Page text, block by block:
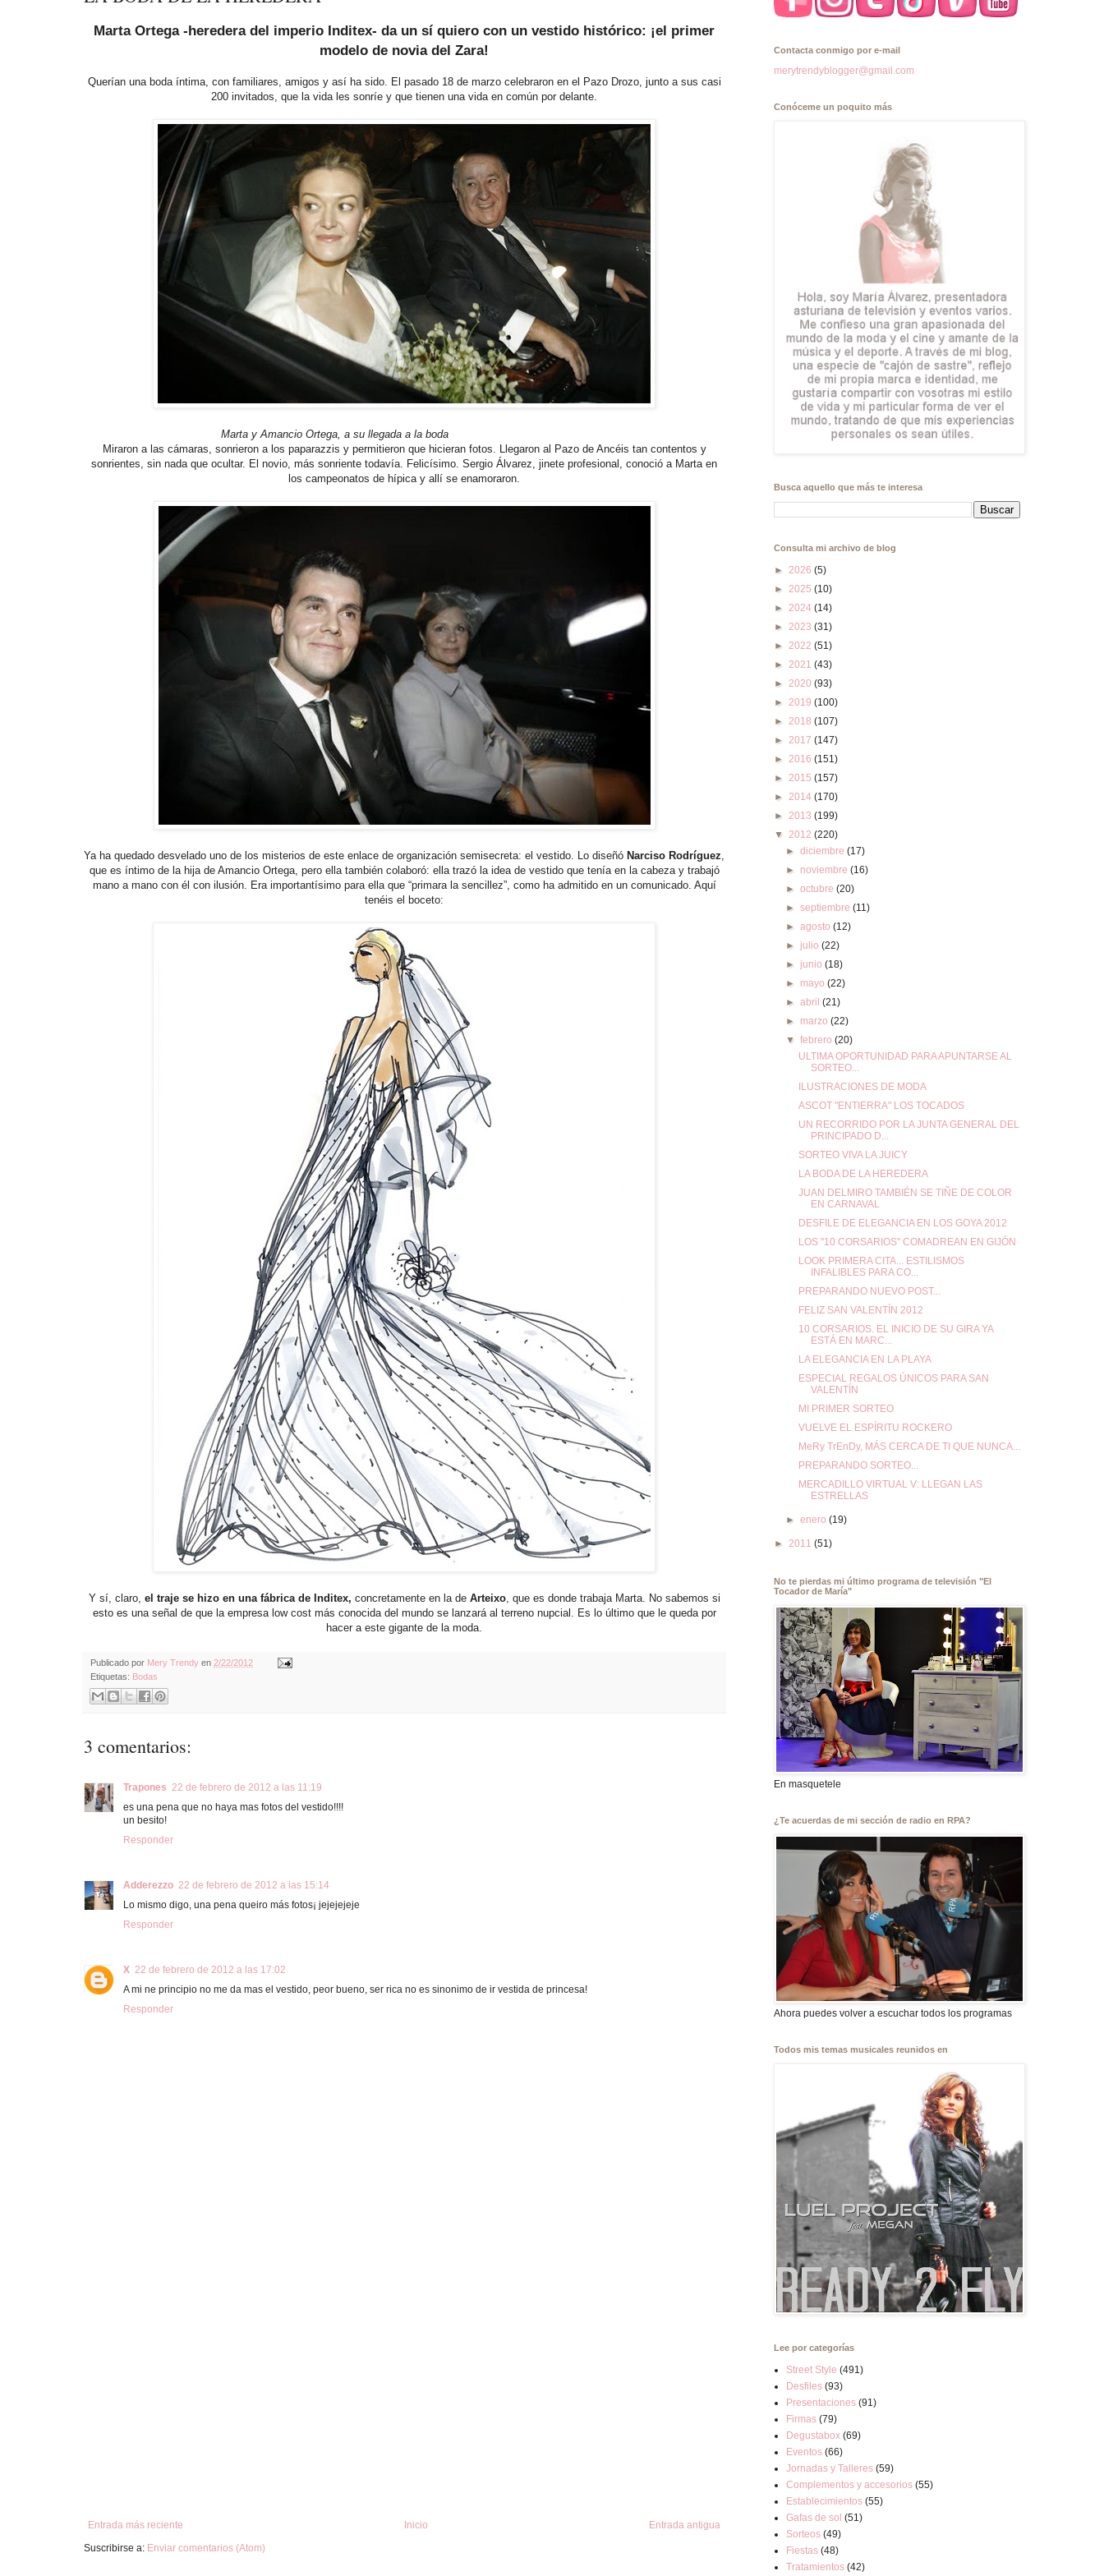
Marta Ortega -heredera del imperio Inditex- da un sí quiero con un vestido histórico: ¡el primer
modelo de novia del Zara!
Querían una boda íntima, con familiares, amigos y así ha sido. El pasado 18 de marzo celebraron en el Pazo Drozo, junto a sus casi
200 invitados, que la vida les sonríe y que tienen una vida en común por delante.
Marta y Amancio Ortega, a su llegada a la boda
Miraron a las cámaras, sonrieron a los paparazzis y permitieron que hicieran fotos. Llegaron al Pazo de Ancéis tan contentos y
sonrientes, sin nada que ocultar. El novio, más sonriente todavía. Felicísimo. Sergio Álvarez, jinete profesional, conoció a Marta en
los campeonatos de hípica y allí se enamoraron.
Ya ha quedado desvelado uno de los misterios de este enlace de organización semisecreta: el vestido. Lo diseñó Narciso Rodríguez
que es íntimo de la hija de Amancio Ortega, pero ella también colaboró: ella trazó la idea de vestido que tenía en la cabeza y trabajó
mano a mano con él con ilusión. Era importantísimo para ella que “primara la sencillez”, como ha admitido en un comunicado. Aquí
tenéis el boceto:
Y sí, claro, el traje se hizo en una fábrica de Inditex, concretamente en la deArteixo, que es donde trabaja Marta. No sabemos si
esto es una señal de que la empresa low cost más conocida del mundo se lanzará al terreno nupcial. Es lo último que le queda por
hacer a este gigante de la moda.
Publicado por Mery Trendy en 2/22/2012
Etiquetas: Bodas
3 comentarios:
Trapones 22 de febrero de 2012 a las 11:19
es una pena que no haya mas fotos del vestido!!!!
un besito!
Responder
Adderezzo 22 de febrero de 2012 a las 15:14
Lo mismo digo, una pena queiro más fotos¡ jejejejeje
Responder
X 22 de febrero de 2012 a las 17:02
A mi ne principio no me da mas el vestido, peor bueno, ser rica no es sinonimo de ir vestida de princesa!
Responder
Entrada más reciente Entrada antigua
Inicio
Suscribirse a: Enviar comentarios (Atom)
Contacta conmigo por e-mail
merytrendyblogger@gmail.com
Conóceme un poquito más
Busca aquello que más te interesa
Consulta mi archivo de blog
► 2026 (5)
► 2025 (10)
► 2024 (14)
► 2023 (31)
► 2022 (51)
► 2021 (43)
► 2020 (93)
► 2019 (100)
► 2018 (107)
► 2017 (147)
► 2016 (151)
► 2015 (157)
► 2014 (170)
► 2013 (199)
▼ 2012 (220)
►diciembre(17)
► noviembre(16)
►octubre(20)
►septiembre(11)
►agosto(12)
► julio(22)
► junio(18)
► mayo(22)
►abril(21)
► marzo(22)
▼febrero(20)
ULTIMA OPORTUNIDAD PARA APUNTARSE AL
SORTEO...
ILUSTRACIONES DE MODA
ASCOT "ENTIERRA" LOS TOCADOS
UN RECORRIDO POR LA JUNTA GENERAL DEL
PRINCIPADO D...
SORTEO VIVA LA JUICY
LA BODA DE LA HEREDERA
JUAN DELMIRO TAMBIÉN SE TIÑE DE COLOR
EN CARNAVAL
DESFILE DE ELEGANCIA EN LOS GOYA 2012
LOS "10 CORSARIOS" COMADREAN EN GIJÓN
LOOK PRIMERA CITA... ESTILISMOS
INFALIBLES PARA CO...
PREPARANDO NUEVO POST...
FELIZ SAN VALENTÍN 2012
10 CORSARIOS. EL INICIO DE SU GIRA YA
ESTÁ EN MARC...
LA ELEGANCIA EN LA PLAYA
ESPECIAL REGALOS ÚNICOS PARA SAN
VALENTÍN
MI PRIMER SORTEO
VUELVE EL ESPÍRITU ROCKERO
MeRy TrEnDy, MÁS CERCA DE TI QUE NUNCA...
PREPARANDO SORTEO...
MERCADILLO VIRTUAL V: LLEGAN LAS
ESTRELLAS
►enero(19)
► 2011 (51)
No te pierdas mi último programa de televisión "El
Tocador de María"
En masquetele
¿Te acuerdas de mi sección de radio en RPA?
Ahora puedes volver a escuchar todos los programas
Todos mis temas musicales reunidos en
Lee por categorías
Street Style (491)
Desfiles (93)
Presentaciones (91)
Firmas (79)
Degustabox (69)
Eventos (66)
Jornadas y Talleres (59)
Complementos y accesorios (55)
Establecimientos (55)
Gafas de sol (51)
Sorteos (49)
Fiestas (48)
Tratamientos (42)